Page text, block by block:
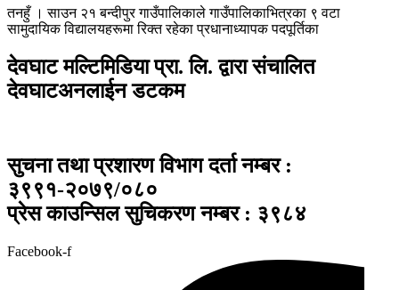
तनहुँ । साउन २१ बन्दीपुर गाउँपालिकाले गाउँपालिकाभित्रका ९ वटा
सामुदायिक विद्यालयहरूमा रिक्त रहेका प्रधानाध्यापक पदपूर्तिका
देवघाट मल्टिमिडिया प्रा. लि. द्वारा संचालित
देवघाटअनलाईन डटकम
सुचना तथा प्रशारण विभाग दर्ता नम्बर :
३९९१-२०७९/०८०
प्रेस काउन्सिल सुचिकरण नम्बर : ३९८४
Facebook-f